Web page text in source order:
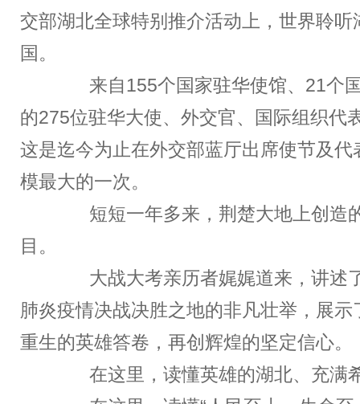
交部湖北全球特别推介活动上，世界聆听
国。
来自155个国家驻华使馆、21个
的275位驻华大使、外交官、国际组织代
这是迄今为止在外交部蓝厅出席使节及代
模最大的一次。
短短一年多来，荆楚大地上创造
目。
大战大考亲历者娓娓道来，讲述
肺炎疫情决战决胜之地的非凡壮举，展示
重生的英雄答卷，再创辉煌的坚定信心。
在这里，读懂英雄的湖北、充满